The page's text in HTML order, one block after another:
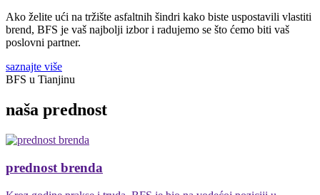
Ako želite ući na tržište asfaltnih šindri kako biste uspostavili vlastiti
brend, BFS je vaš najbolji izbor i radujemo se što ćemo biti vaš
poslovni partner.
saznajte više
BFS u Tianjinu
naša prednost
prednost brenda